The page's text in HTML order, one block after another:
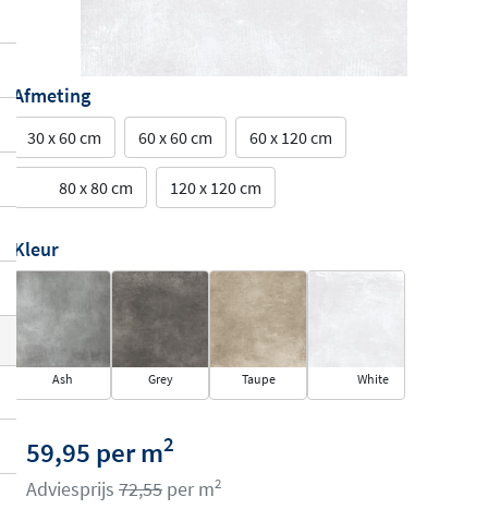
Afmeting
30 x 60 cm 60 x 60 cm 60 x 120 cm
80 x 80 cm 120 x 120 cm
Kleur
Ash Grey Taupe White
59,95 per m2
Adviesprijs 72,55 per m2